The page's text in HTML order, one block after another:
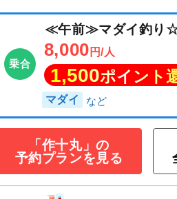
≪午前≫マダイ
「作十丸」の
予約プランを見る